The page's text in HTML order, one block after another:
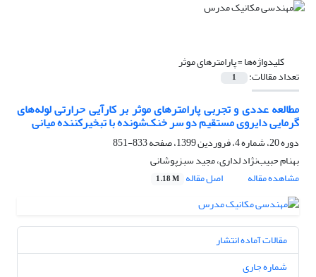
کلیدواژه‌ها =پارامترهای موثر
تعداد مقالات: 1
مطالعه عددی و تجربی پارامترهای موثر بر کارآیی حرارتی لوله‌های
گرمایی دایروی مستقیم دو سر خنک‌شونده با تبخیرکننده میانی
دوره 20، شماره 4، فروردین 1399، صفحه
833-851
بهنام حبیب‌نژاد لداری، مجید سبزپوشانی
مشاهده مقاله
اصل مقاله 1.18 M
مقالات آماده انتشار
شماره جاری